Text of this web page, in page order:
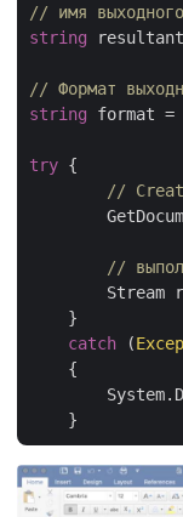
// имя
string
// Формат
string format =
try
//
//
Stream
    }
catch (
    {